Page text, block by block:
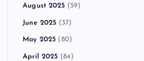
August 2025 (59)
June 2025 (37)
May 2025 (80)
April 2025 (84)